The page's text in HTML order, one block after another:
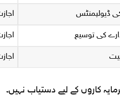
ڈیولپمنٹس
کی توسیع